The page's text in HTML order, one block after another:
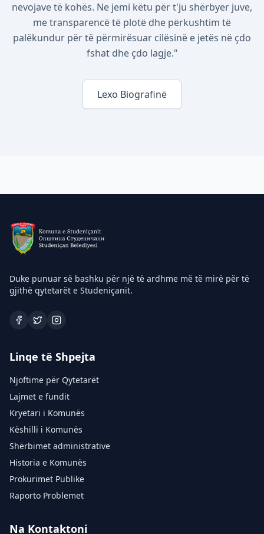
nevojave të kohës. Ne jemi këtu për t'ju shërbyer juve,
me transparencë të plotë dhe përkushtim të
palëkundur për të përmirësuar cilësinë e jetës në çdo
fshat dhe çdo lagje."
Lexo Biografinë
Duke punuar së bashku për një të ardhme më të mirë për të
gjithë qytetarët e Studeniçanit.
Linqe të Shpejta
Njoftime për Qytetarët
Lajmet e fundit
Kryetari i Komunës
Këshilli i Komunës
Shërbimet administrative
Historia e Komunës
Prokurimet Publike
Raporto Problemet
Na Kontaktoni